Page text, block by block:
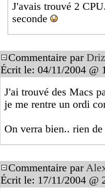
J'avais trouvé 2
seconde
Commentaire par
Écrit le: 04/11/2004 @
J'ai trouvé des Macs
je me rentre un ordi
On verra bien.. rien
Commentaire par
Écrit le: 17/11/2004 @